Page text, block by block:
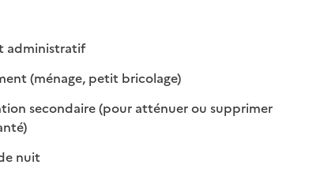
administratif: disponible
: non disponible
(ménage, petit bricolage): disponible
: non disponible
secondaire (pour atténuer ou supprimer
: disponible
: non disponible
nuit
: disponible
: non disponible